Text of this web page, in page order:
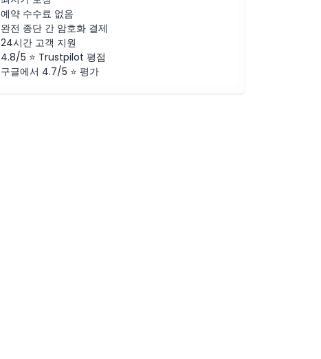
예약 수수료 없음
완전 종단 간 암호화 결제
24시간 고객 지원
4.8/5 ⭐ Trustpilot 평점
구글에서 4.7/5 ⭐ 평가